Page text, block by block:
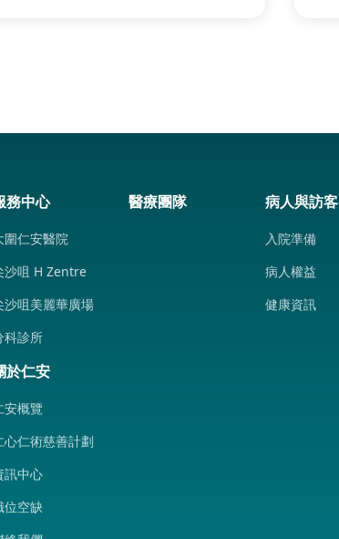
務中心
圍仁安醫院
沙咀 H Zentre
沙咀美麗華廣場
科診所
醫療團隊 病人與訪客
入院準備
病人權益
健康資訊
於仁安
安概覽
心仁術慈善計劃
訊中心
位空缺